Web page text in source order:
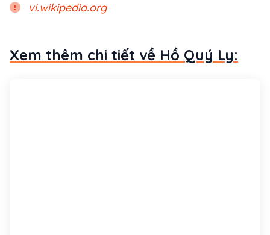
vi.wikipedia.org
Xem thêm chi tiết về Hồ Quý Ly: